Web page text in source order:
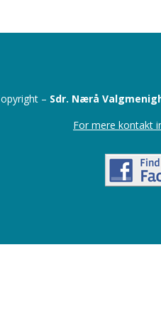
– Sdr. Nærå
For mere kontakt